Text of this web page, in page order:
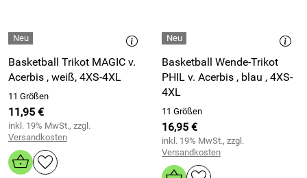
Basketball Trikot MAGIC v.
Acerbis , weiß, 4XS-4XL
11 Größen
11,95 €
inkl. 19% MwSt., zzgl.
Versandkosten
Basketball Wende-Trikot
PHIL v. Acerbis , blau , 4XS-
4XL
11 Größen
16,95 €
inkl. 19% MwSt., zzgl.
Versandkosten